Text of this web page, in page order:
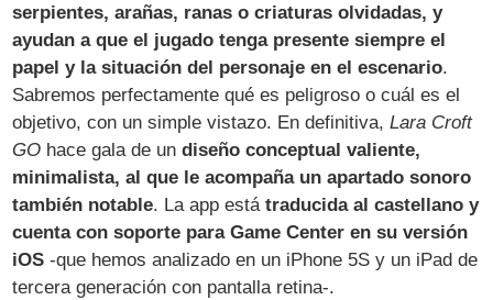
serpientes, arañas, ranas o criaturas olvidadas, y
ayudan a que el jugado tenga presente siempre el
papel y la situación del personaje en el escenario.
Sabremos perfectamente qué es peligroso o cuál es el
objetivo, con un simple vistazo. En definitiva,Lara Croft
GO hace gala de undiseño conceptual valiente,
minimalista, al que le acompaña un apartado sonoro
también notable. La app estátraducida al castellano y
cuenta con soporte para Game Center en su versión
iOS -que hemos analizado en un iPhone 5S y un iPad de
tercera generación con pantalla retina-.